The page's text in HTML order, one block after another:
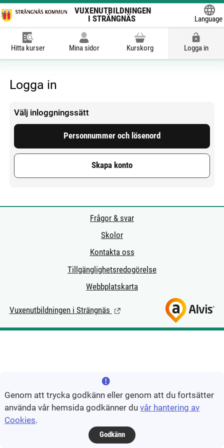
VUXENUTBILDNINGEN
I STRÄNGNÄS
Language
Hitta kurser Mina sidor Kurskorg Logga in
Logga in
Välj inloggningssätt
Personnummer och lösenord
Skapa konto
Frågor & svar
Skolor
Kontakta oss
Tillgänglighetsredogörelse
Webbplatskarta
Vuxenutbildningen i Strängnäs (Länk till extern sida.)
Genom att trycka godkänn eller genom att du fortsätter
använda vår hemsida godkänner duvår hantering av
Cookies.
Godkänn